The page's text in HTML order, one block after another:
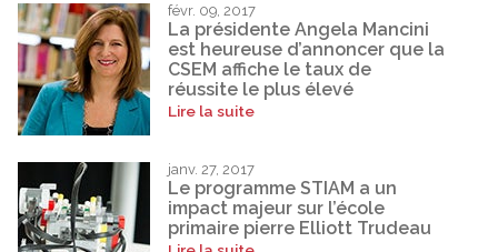
févr. 09, 2017
La présidente Angela Mancini
est heureuse d’annoncer que la
CSEM affiche le taux de
réussite le plus élevé
Lire la suite
janv. 27, 2017
Le programme STIAM a un
impact majeur sur l’école
primaire pierre Elliott Trudeau